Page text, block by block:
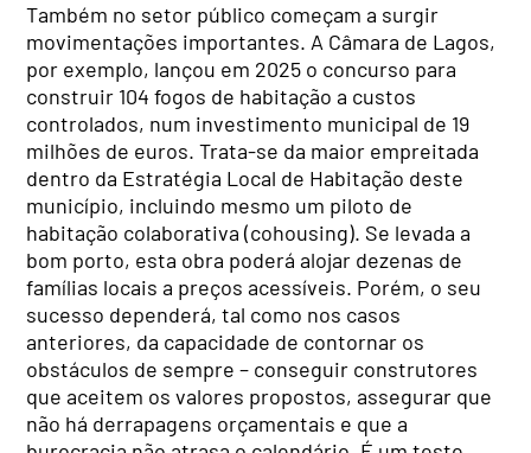
Também no setor público começam a surgir
movimentações importantes. A Câmara de Lagos,
por exemplo, lançou em 2025 o concurso para
construir 104 fogos de habitação a custos
controlados, num investimento municipal de 19
milhões de euros. Trata-se da maior empreitada
dentro da Estratégia Local de Habitação deste
município, incluindo mesmo um piloto de
habitação colaborativa (cohousing). Se levada a
bom porto, esta obra poderá alojar dezenas de
famílias locais a preços acessíveis. Porém, o seu
sucesso dependerá, tal como nos casos
anteriores, da capacidade de contornar os
obstáculos de sempre – conseguir construtores
que aceitem os valores propostos, assegurar que
não há derrapagens orçamentais e que a